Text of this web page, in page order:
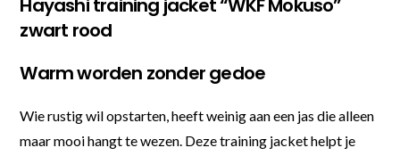
Hayashi training jacket “WKF Mokuso”
zwart rood
Warm worden zonder gedoe
Wie rustig wil opstarten, heeft weinig aan een jas die alleen
maar mooi hangt te wezen. Deze training jacket helpt je